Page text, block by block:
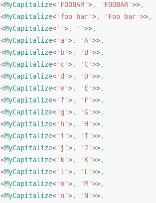
<MyCapitalize<' FOOBAR'>, ' FOOBAR'>>,
<MyCapitalize<' foo bar'>, ' Foo bar'>>,
<MyCapitalize<''>, ''>>,
<MyCapitalize<' a'>, 'A'>>,
<MyCapitalize<' b'>, ' B'>>,
<MyCapitalize<' c'>, ' C'>>,
<MyCapitalize<' d '>, ' D'>>,
<MyCapitalize<' e'>, ' E'>>,
<MyCapitalize<' f'>, ' F'>>,
<MyCapitalize<' g '>, 'G'>>,
<MyCapitalize<' h'>, ' H'>>,
<MyCapitalize<' i '>, ' I '>>,
<MyCapitalize<' j '>, 'J '>>,
<MyCapitalize<' k'>, ' K'>>,
<MyCapitalize<' l '>, ' L '>>,
<MyCapitalize<'m'>, 'M'>>,
<MyCapitalize<' n'>, ' N'>>,